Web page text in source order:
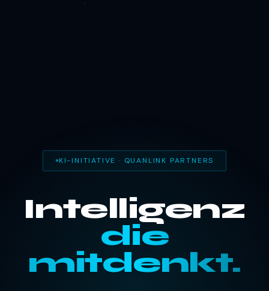
KI-INITIATIVE · QUANLINK PARTNERS
Intelligenz
die
mitdenkt.